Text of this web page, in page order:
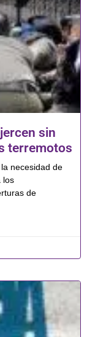
sin
terremotos
necesidad de
los
de